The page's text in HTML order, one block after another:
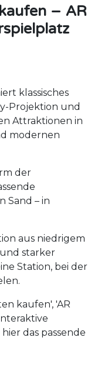
– AR
klassisches
Projektion und
Attraktionen in
modernen
der
Sand – in
aus niedrigem
starker
Station, bei der
kaufen', 'AR
das passende